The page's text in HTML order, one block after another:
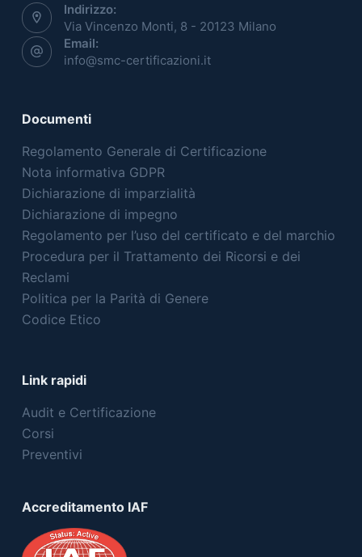
Indirizzo:
Via Vincenzo Monti, 8 - 20123 Milano
Email:
info@smc-certificazioni.it
Documenti
Regolamento Generale di Certificazione
Nota informativa GDPR
Dichiarazione di imparzialità
Dichiarazione di impegno
Regolamento per l’uso del certificato e del marchio
Procedura per il Trattamento dei Ricorsi e dei
Reclami
Politica per la Parità di Genere
Codice Etico
Link rapidi
Audit e Certificazione
Corsi
Preventivi
Accreditamento IAF